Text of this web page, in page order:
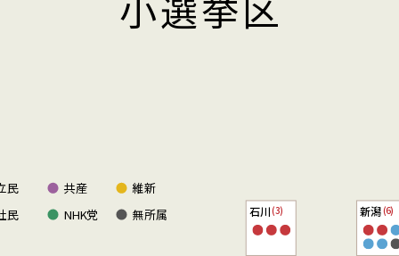
民 共産 維新
民 NHK党 無所属 新潟(6)
石川(3)